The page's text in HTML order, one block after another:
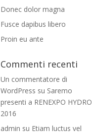
Donec dolor magna
Fusce dapibus libero
Proin eu ante
Commenti recenti
Un commentatore di
WordPress su Saremo
presenti a RENEXPO HYDRO
2016
admin su Etiam luctus vel